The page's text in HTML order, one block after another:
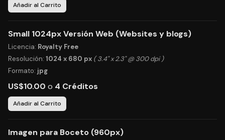
Añadir al Carrito
Small 1024px Versión Web (Websites y blogs)
Licencia: Royalty Free
Resolución: 1024 x 680 px ( 3.4" x 2.3" @ 300 dpi )
Formato: jpg
US$10.00 o 4 Créditos
Añadir al Carrito
Imagen para Boceto (960px)